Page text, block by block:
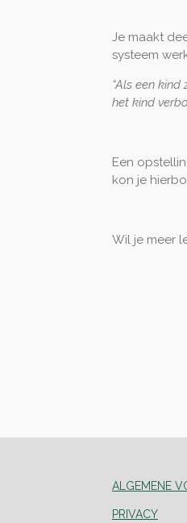
Je maakt
systeem
“Als een
het kind
Een
kon je
Wil je meer
ALGEMENE
PRIVACY